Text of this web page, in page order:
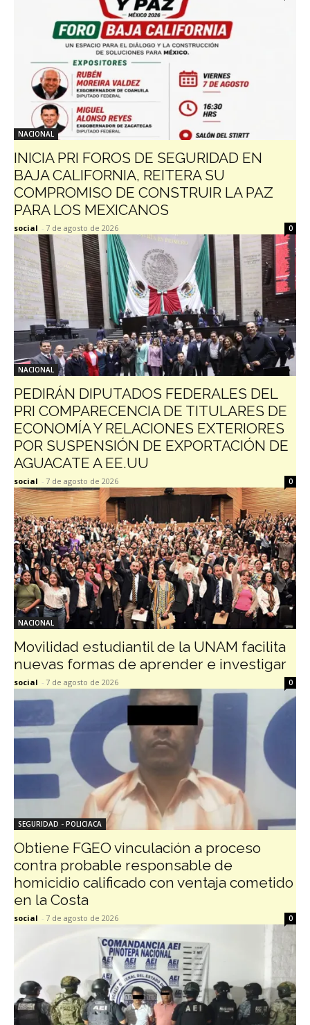
NACIONAL
INICIA PRI FOROS DE SEGURIDAD EN
BAJA CALIFORNIA, REITERA SU
COMPROMISO DE CONSTRUIR LA PAZ
PARA LOS MEXICANOS
social - 7 de agosto de 2026 0
NACIONAL
PEDIRÁN DIPUTADOS FEDERALES DEL
PRI COMPARECENCIA DE TITULARES DE
ECONOMÍA Y RELACIONES EXTERIORES
POR SUSPENSIÓN DE EXPORTACIÓN DE
AGUACATE A EE.UU
social - 7 de agosto de 2026 0
NACIONAL
Movilidad estudiantil de la UNAM facilita
nuevas formas de aprender e investigar
social - 7 de agosto de 2026 0
SEGURIDAD - POLICIACA
Obtiene FGEO vinculación a proceso
contra probable responsable de
homicidio calificado con ventaja cometido
en la Costa
social - 7 de agosto de 2026 0